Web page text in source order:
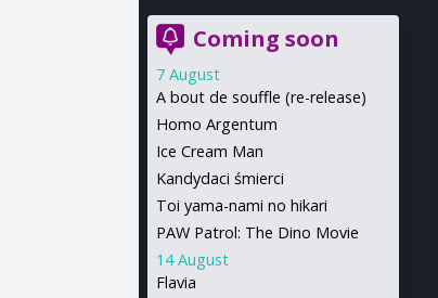
Coming soon
7 August
A bout de souffle (re-release)
Homo Argentum
Ice Cream Man
Kandydaci śmierci
Toi yama-nami no hikari
PAW Patrol: The Dino Movie
14 August
Flavia